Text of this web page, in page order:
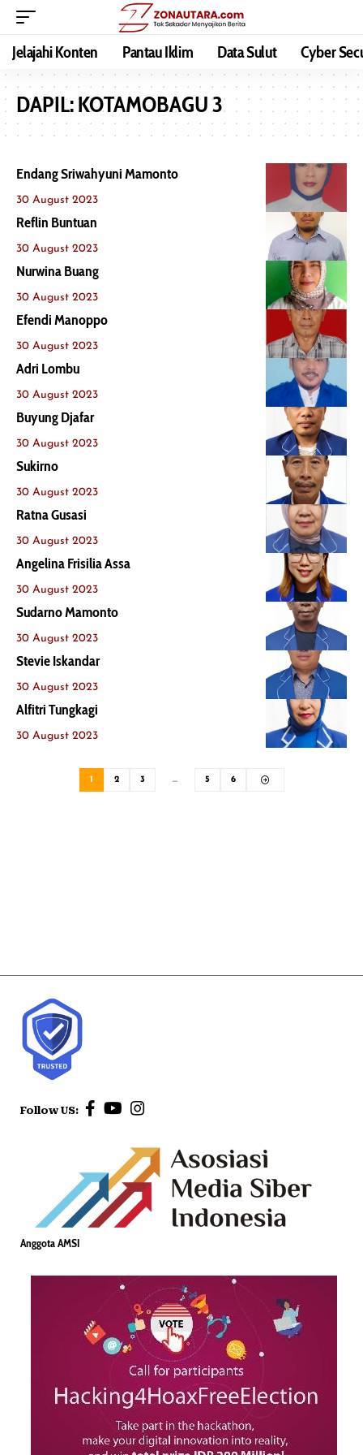
Jelajahi Konten Pantau Iklim Data Sulut Cyber
DAPIL:KOTAMOBAGU 3
Endang Sriwahyuni Mamonto
30 August 2023
Reflin Buntuan
30 August 2023
Nurwina Buang
30 August 2023
Efendi Manoppo
30 August 2023
Adri Lombu
30 August 2023
Buyung Djafar
30 August 2023
Sukirno
30 August 2023
Ratna Gusasi
30 August 2023
Angelina Frisilia Assa
30 August 2023
Sudarno Mamonto
30 August 2023
Stevie Iskandar
30 August 2023
Alfitri Tungkagi
30 August 2023
1 2 3 … 5 6
Follow US:
Anggota AMSI